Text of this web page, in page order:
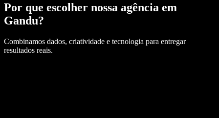
Por que escolher nossa agência em
Gandu?
Combinamos dados, criatividade e tecnologia para entregar
resultados reais.